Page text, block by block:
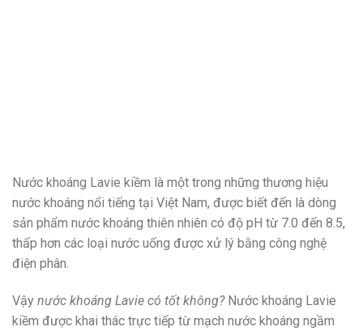
Nước khoáng Lavie kiềm là một trong những thương hiệu
nước khoáng nổi tiếng tại Việt Nam, được biết đến là dòng
sản phẩm nước khoáng thiên nhiên có độ pH từ 7.0 đến 8.5,
thấp hơn các loại nước uống được xử lý bằng công nghệ
điện phân.
Vậy nước khoáng Lavie có tốt không?Nước khoáng Lavie
kiềm được khai thác trực tiếp từ mạch nước khoáng ngầm